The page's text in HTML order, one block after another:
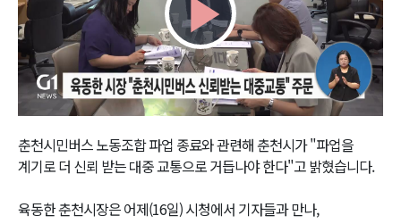
Play
Video
춘천시민버스 노동조합 파업 종료와 관련해 춘천시가 "파업을
계기로 더 신뢰 받는 대중 교통으로 거듭나야 한다"고 밝혔습니다.
육동한 춘천시장은 어제(16일) 시청에서 기자들과 만나,